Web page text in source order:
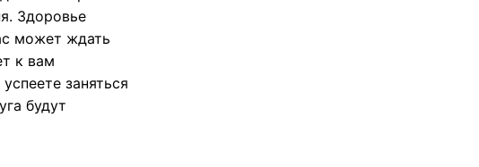
Здоровье
может ждать
к вам
заняться
будут